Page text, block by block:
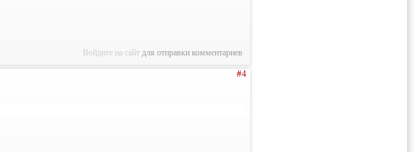
Войдите на сайт для отправки комментариев
#4